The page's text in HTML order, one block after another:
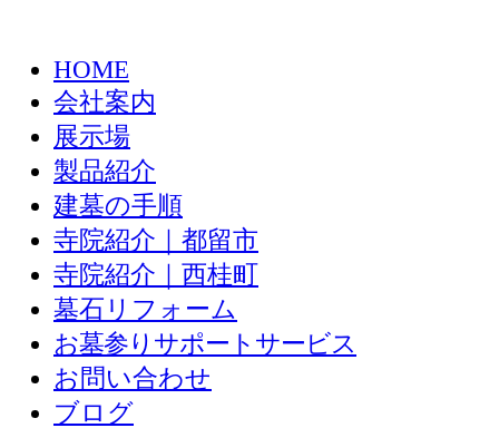
HOME
会社案内
展示場
製品紹介
建墓の手順
寺院紹介｜都留市
寺院紹介｜西桂町
墓石リフォーム
お墓参りサポートサービス
お問い合わせ
ブログ